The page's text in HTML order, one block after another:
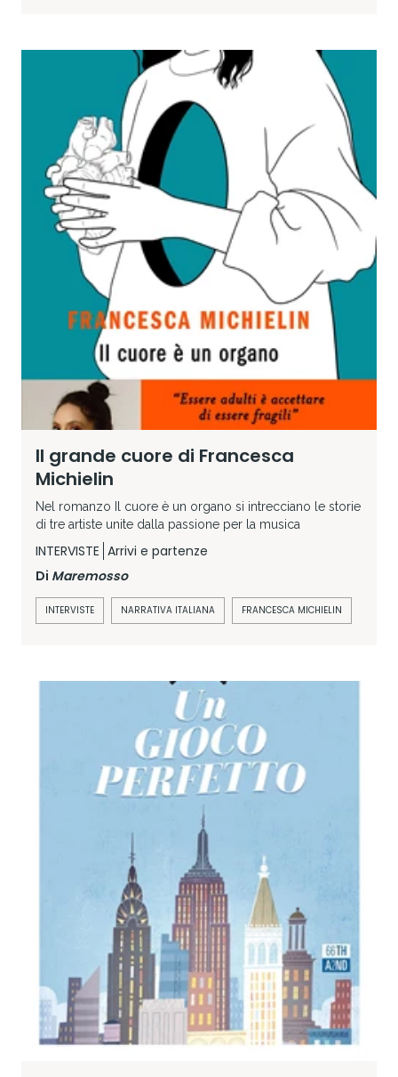
Il grande cuore di Francesca
Michielin
Nel romanzo Il cuore è un organo si intrecciano le storie
di tre artiste unite dalla passione per la musica
INTERVISTE Arrivi e partenze
Di Maremosso
INTERVISTE NARRATIVA ITALIANA FRANCESCA MICHIELIN